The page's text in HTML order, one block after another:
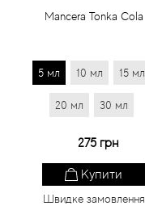
Mancera Tonka Cola
5 мл 10 мл 15 мл
20 мл 30 мл
275 грн
Купити
Швидке замовлення